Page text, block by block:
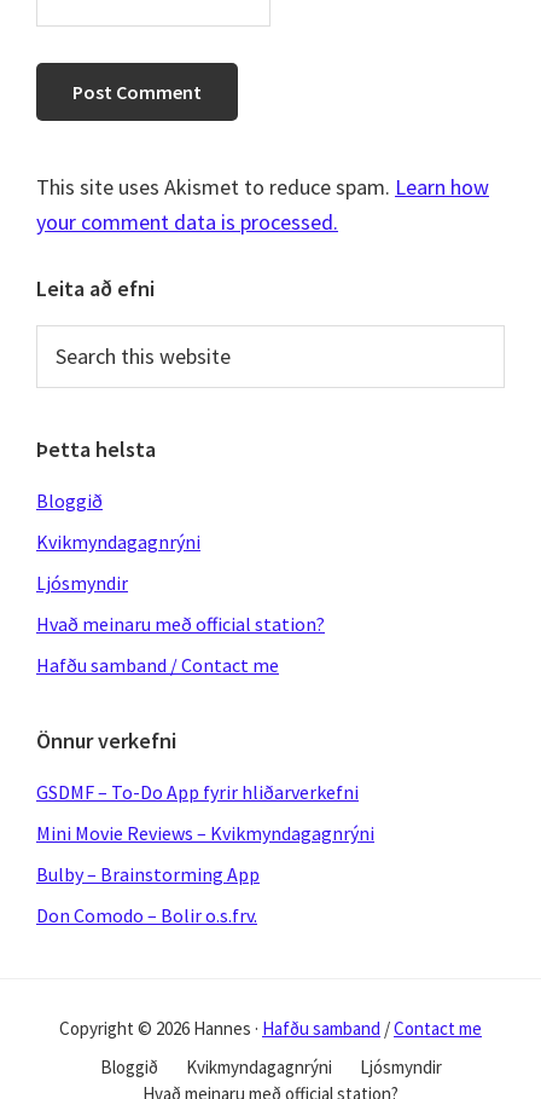
This site uses Akismet to reduce spam. Learn how
your comment data is processed.
Primary
Sidebar
Leita að efni
this
Þetta helsta
Bloggið
Kvikmyndagagnrýni
Ljósmyndir
Hvað meinaru með official station?
Hafðu samband / Contact me
Önnur verkefni
GSDMF – To-Do App fyrir hliðarverkefni
Mini Movie Reviews – Kvikmyndagagnrýni
Bulby – Brainstorming App
Don Comodo – Bolir o.s.frv.
Copyright © 2026 Hannes · Hafðu samband /Contact me
Bloggið
Kvikmyndagagnrýni
Ljósmyndir
Hvað meinaru með official station?